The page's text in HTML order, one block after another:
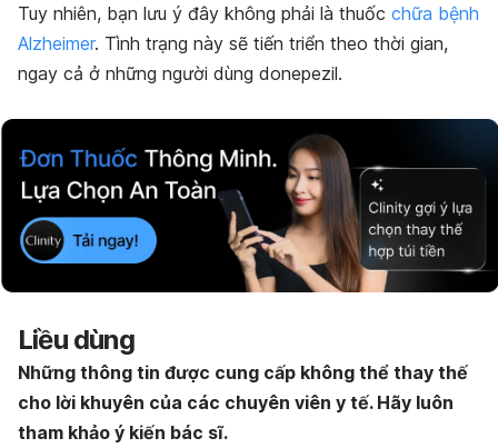
Tuy nhiên, bạn lưu ý đây không phải là thuốc chữa bệnh
Alzheimer. Tình trạng này sẽ tiến triển theo thời gian,
ngay cả ở những người dùng donepezil.
Liều dùng
Những thông tin được cung cấp không thể thay thế
cho lời khuyên của các chuyên viên y tế. Hãy luôn
tham khảo ý kiến bác sĩ.